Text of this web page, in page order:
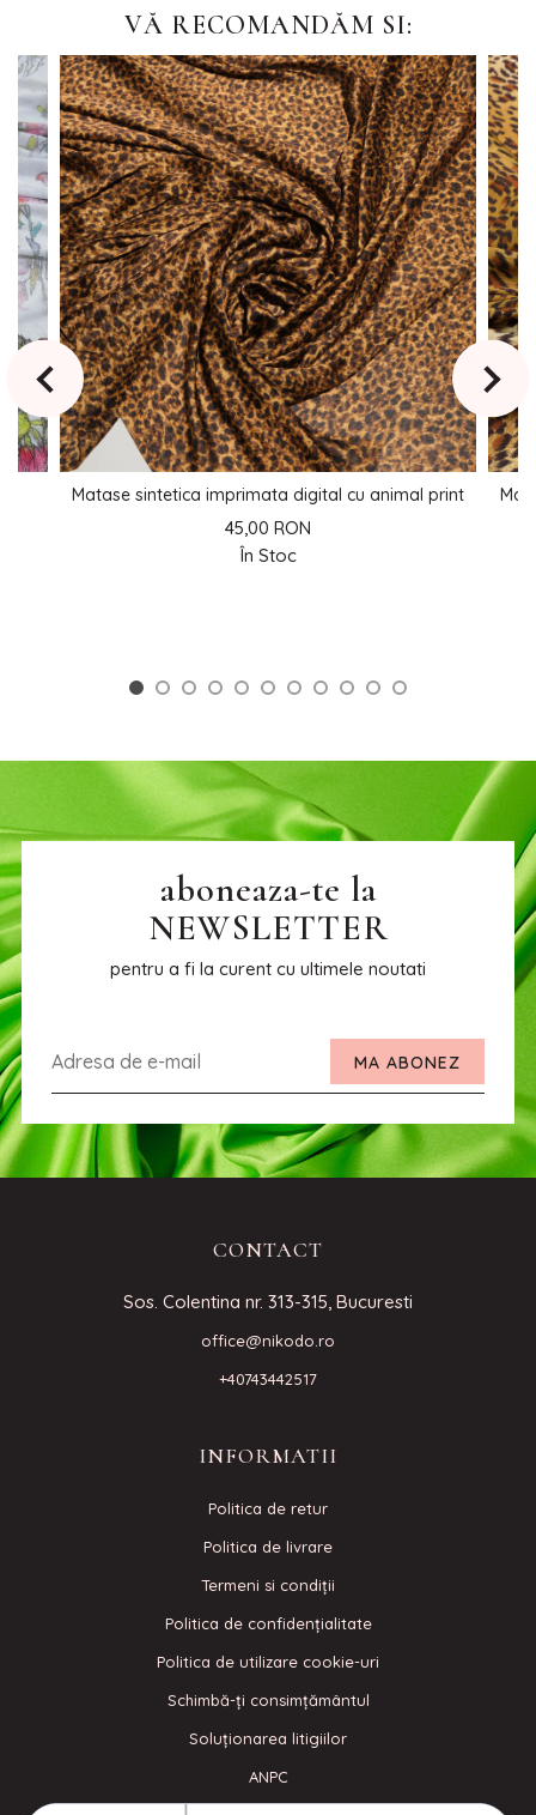
VĂ RECOMANDĂM SI:
Matase sintetica imprimata digital cu animal print
45,00 RON
În Stoc
aboneaza-te la
NEWSLETTER
pentru a fi la curent cu ultimele noutati
MA ABONEZ
CONTACT
Sos. Colentina nr. 313-315, Bucuresti
office@nikodo.ro
+40743442517
INFORMATII
Politica de retur
Politica de livrare
Termeni si condiţii
Politica de confidenţialitate
Politica de utilizare cookie-uri
Schimbă-ți consimțământul
Soluționarea litigiilor
ANPC